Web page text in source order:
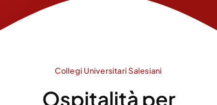
Collegi Universitari Salesiani
Ospitalità per